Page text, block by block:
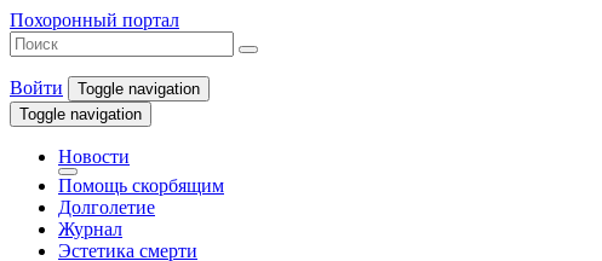
Похоронный портал
Войти
Toggle navigation
Toggle navigation
Новости
Помощь скорбящим
Долголетие
Журнал
Эстетика смерти